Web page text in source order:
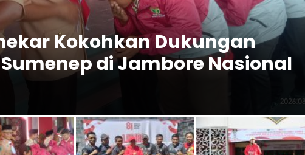
Kokohkan Dukungan
di Jambore Nasional